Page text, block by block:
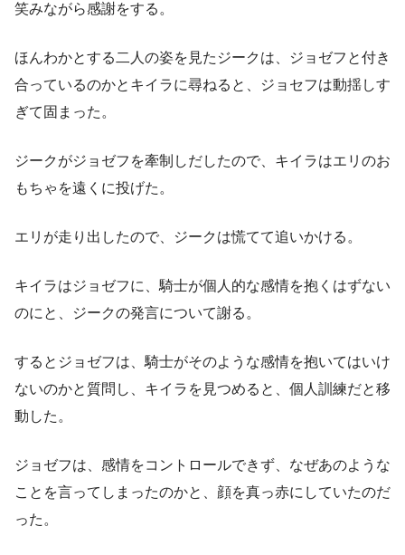
笑みながら感謝をする。
ほんわかとする二人の姿を見たジークは、ジョゼフと付き
合っているのかとキイラに尋ねると、ジョセフは動揺しす
ぎて固まった。
ジークがジョゼフを牽制しだしたので、キイラはエリのお
もちゃを遠くに投げた。
エリが走り出したので、ジークは慌てて追いかける。
キイラはジョゼフに、騎士が個人的な感情を抱くはずない
のにと、ジークの発言について謝る。
するとジョゼフは、騎士がそのような感情を抱いてはいけ
ないのかと質問し、キイラを見つめると、個人訓練だと移
動した。
ジョゼフは、感情をコントロールできず、なぜあのような
ことを言ってしまったのかと、顔を真っ赤にしていたのだ
った。